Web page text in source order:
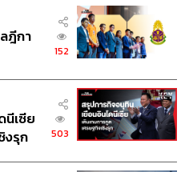
WEALTH
ดวกหรือใช้งานอยู่แล้วได้เลย
ฎีกา
152
นีเซีย
งรุก
503